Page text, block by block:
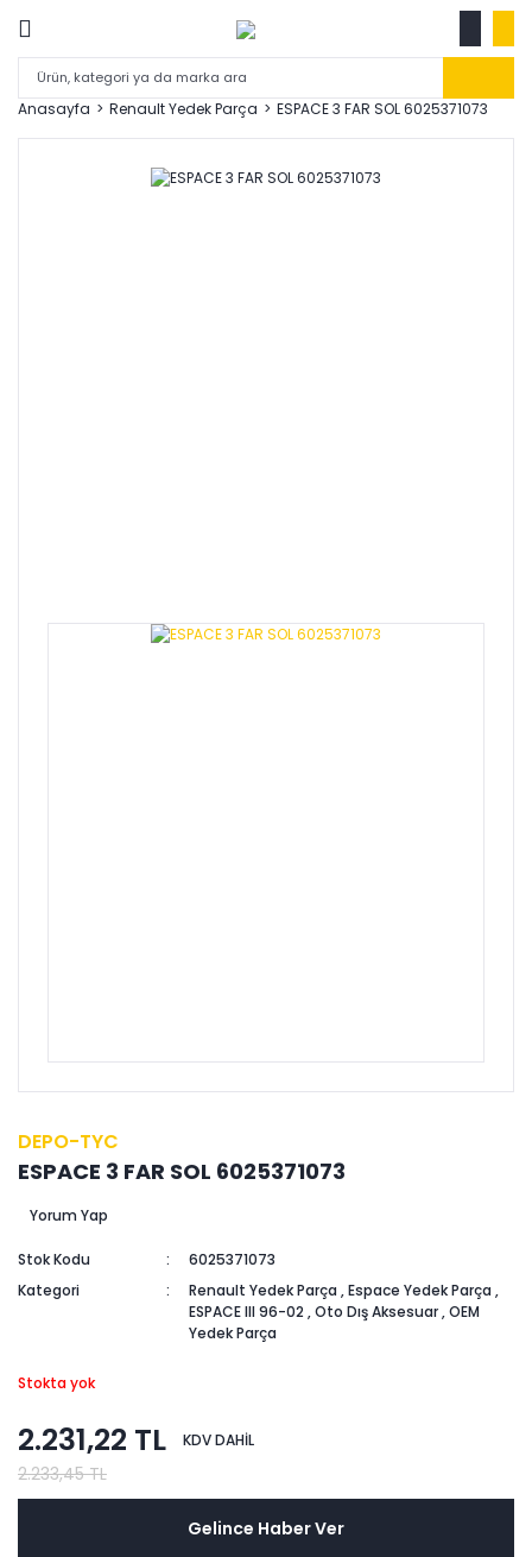
Anasayfa Renault Yedek Parça ESPACE 3 FAR SOL 6025371073
DEPO-TYC
ESPACE 3 FAR SOL 6025371073
Yorum Yap
Stok Kodu
6025371073
Kategori
Renault Yedek Parça ,Espace Yedek Parça ,
ESPACE III 96-02 ,Oto Dış Aksesuar,OEM
Yedek Parça
Stokta yok
2.231,22 TL KDV DAHİL
2.233,45 TL
Gelince Haber Ver